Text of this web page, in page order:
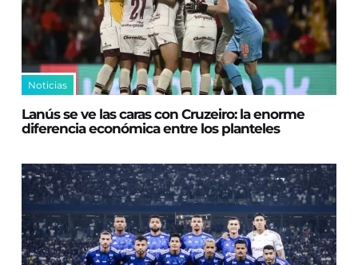
Noticias
Lanús se ve las caras con Cruzeiro: la enorme
diferencia económica entre los planteles